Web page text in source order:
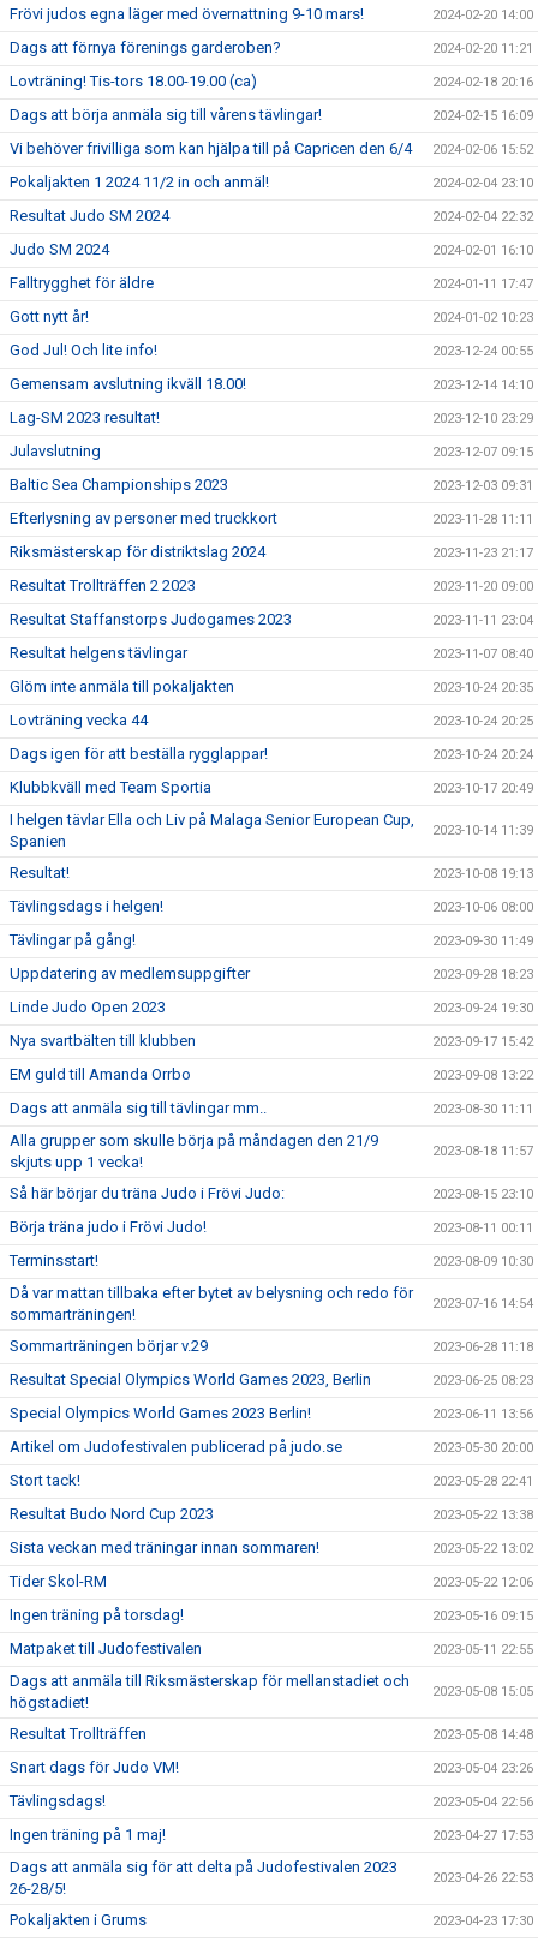
Frövi judos egna läger med övernattning 9-10 mars! 2024-02-20 14:00
Dags att förnya förenings garderoben? 2024-02-20 11:21
Lovträning! Tis-tors 18.00-19.00 (ca) 2024-02-18 20:16
Dags att börja anmäla sig till vårens tävlingar! 2024-02-15 16:09
Vi behöver frivilliga som kan hjälpa till på Capricen den 6/4 2024-02-06 15:52
Pokaljakten 1 2024 11/2 in och anmäl! 2024-02-04 23:10
Resultat Judo SM 2024 2024-02-04 22:32
Judo SM 2024 2024-02-01 16:10
Falltrygghet för äldre 2024-01-11 17:47
Gott nytt år! 2024-01-02 10:23
God Jul! Och lite info! 2023-12-24 00:55
Gemensam avslutning ikväll 18.00! 2023-12-14 14:10
Lag-SM 2023 resultat! 2023-12-10 23:29
Julavslutning 2023-12-07 09:15
Baltic Sea Championships 2023 2023-12-03 09:31
Efterlysning av personer med truckkort 2023-11-28 11:11
Riksmästerskap för distriktslag 2024 2023-11-23 21:17
Resultat Trollträffen 2 2023 2023-11-20 09:00
Resultat Staffanstorps Judogames 2023 2023-11-11 23:04
Resultat helgens tävlingar 2023-11-07 08:40
Glöm inte anmäla till pokaljakten 2023-10-24 20:35
Lovträning vecka 44 2023-10-24 20:25
Dags igen för att beställa rygglappar! 2023-10-24 20:24
Klubbkväll med Team Sportia 2023-10-17 20:49
I helgen tävlar Ella och Liv på Malaga Senior European Cup,
Spanien
2023-10-14 11:39
Resultat! 2023-10-08 19:13
Tävlingsdags i helgen! 2023-10-06 08:00
Tävlingar på gång! 2023-09-30 11:49
Uppdatering av medlemsuppgifter 2023-09-28 18:23
Linde Judo Open 2023 2023-09-24 19:30
Nya svartbälten till klubben 2023-09-17 15:42
EM guld till Amanda Orrbo 2023-09-08 13:22
Dags att anmäla sig till tävlingar mm.. 2023-08-30 11:11
Alla grupper som skulle börja på måndagen den 21/9
skjuts upp 1 vecka!
2023-08-18 11:57
Så här börjar du träna Judo i Frövi Judo: 2023-08-15 23:10
Börja träna judo i Frövi Judo! 2023-08-11 00:11
Terminsstart! 2023-08-09 10:30
Då var mattan tillbaka efter bytet av belysning och redo för
sommarträningen!
2023-07-16 14:54
Sommarträningen börjar v.29 2023-06-28 11:18
Resultat Special Olympics World Games 2023, Berlin 2023-06-25 08:23
Special Olympics World Games 2023 Berlin! 2023-06-11 13:56
Artikel om Judofestivalen publicerad på judo.se 2023-05-30 20:00
Stort tack! 2023-05-28 22:41
Resultat Budo Nord Cup 2023 2023-05-22 13:38
Sista veckan med träningar innan sommaren! 2023-05-22 13:02
Tider Skol-RM 2023-05-22 12:06
Ingen träning på torsdag! 2023-05-16 09:15
Matpaket till Judofestivalen 2023-05-11 22:55
Dags att anmäla till Riksmästerskap för mellanstadiet och
högstadiet!
2023-05-08 15:05
Resultat Trollträffen 2023-05-08 14:48
Snart dags för Judo VM! 2023-05-04 23:26
Tävlingsdags! 2023-05-04 22:56
Ingen träning på 1 maj! 2023-04-27 17:53
Dags att anmäla sig för att delta på Judofestivalen 2023
26-28/5!
2023-04-26 22:53
Pokaljakten i Grums 2023-04-23 17:30